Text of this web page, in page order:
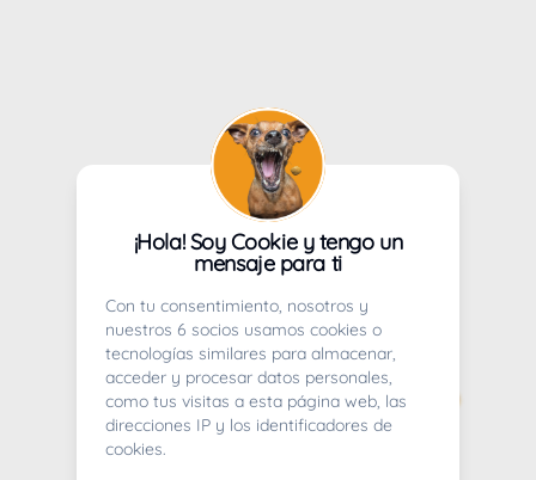
¡Hola! Soy Cookie y tengo un
mensaje para ti
Con tu consentimiento, nosotros y
nuestros 6 socios usamos cookies o
tecnologías similares para almacenar,
acceder y procesar datos personales,
como tus visitas a esta página web, las
direcciones IP y los identificadores de
cookies.